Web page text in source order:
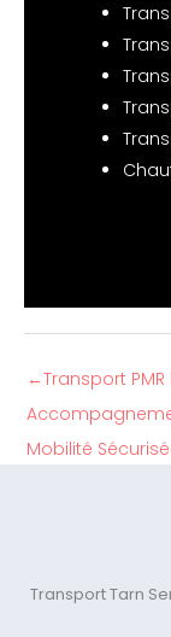
←Transport
Mobilité
Transport Tarn